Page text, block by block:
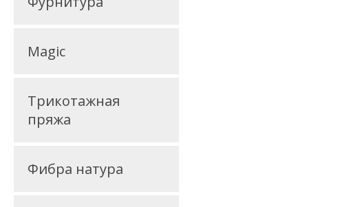
Magic
Трикотажная
пряжа
Фибра натура